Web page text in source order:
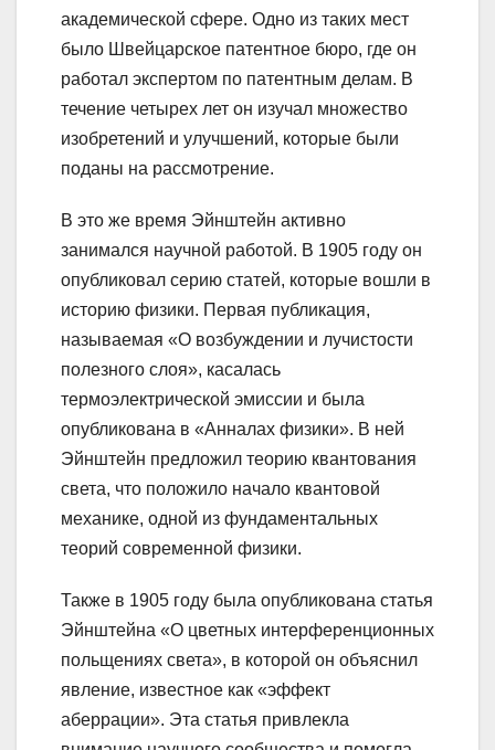
академической сфере. Одно из таких мест
было Швейцарское патентное бюро, где он
работал экспертом по патентным делам. В
течение четырех лет он изучал множество
изобретений и улучшений, которые были
поданы на рассмотрение.
В это же время Эйнштейн активно
занимался научной работой. В 1905 году он
опубликовал серию статей, которые вошли в
историю физики. Первая публикация,
называемая «О возбуждении и лучистости
полезного слоя», касалась
термоэлектрической эмиссии и была
опубликована в «Анналах физики». В ней
Эйнштейн предложил теорию квантования
света, что положило начало квантовой
механике, одной из фундаментальных
теорий современной физики.
Также в 1905 году была опубликована статья
Эйнштейна «О цветных интерференционных
польщениях света», в которой он объяснил
явление, известное как «эффект
аберрации». Эта статья привлекла